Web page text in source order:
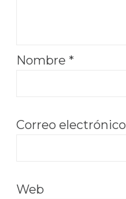
Nombre *
Correo electrónico
Web